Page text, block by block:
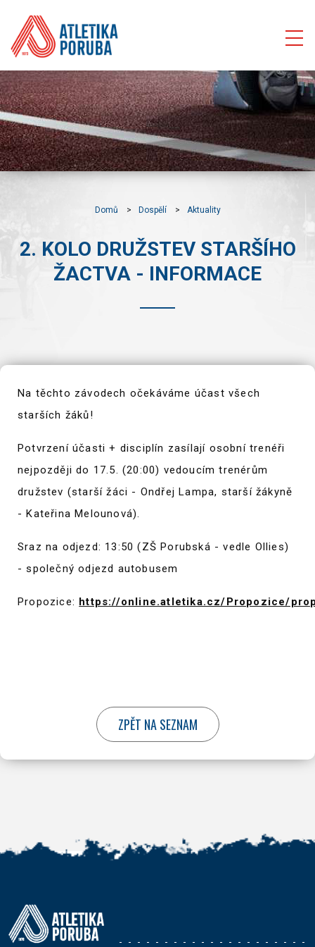
Domů Dospělí Aktuality
2. KOLO DRUŽSTEV STARŠÍHO
ŽACTVA - INFORMACE
Na těchto závodech očekáváme účast všech
starších žáků!
Potvrzení účasti + disciplín zasílají osobní trenéři
nejpozději do 17.5. (20:00) vedoucím trenérům
družstev (starší žáci - Ondřej Lampa, starší žákyně
- Kateřina Melounová).
Sraz na odjezd: 13:50 (ZŠ Porubská - vedle Ollies)
- společný odjezd autobusem
Propozice: https://online.atletika.cz/Propozice/